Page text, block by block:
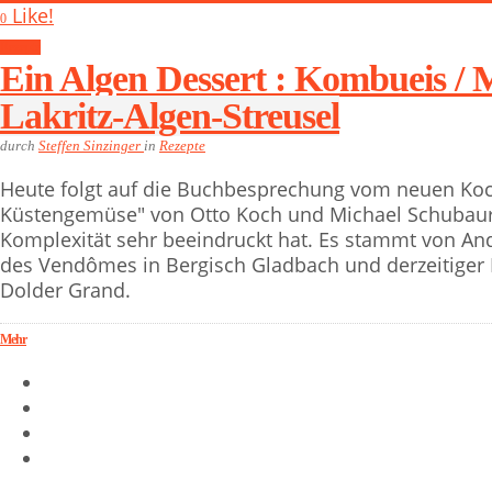
0 Like!
Ein Algen Dessert : Kombueis /
Lakritz-Algen-Streusel
durch Steffen Sinzinger in Rezepte
Heute folgt auf die Buchbesprechung vom neuen
Küstengemüse" von Otto Koch und Michael
Komplexität sehr beeindruckt hat. Es stammt von
des Vendômes in Bergisch Gladbach und
Dolder Grand.
Mehr